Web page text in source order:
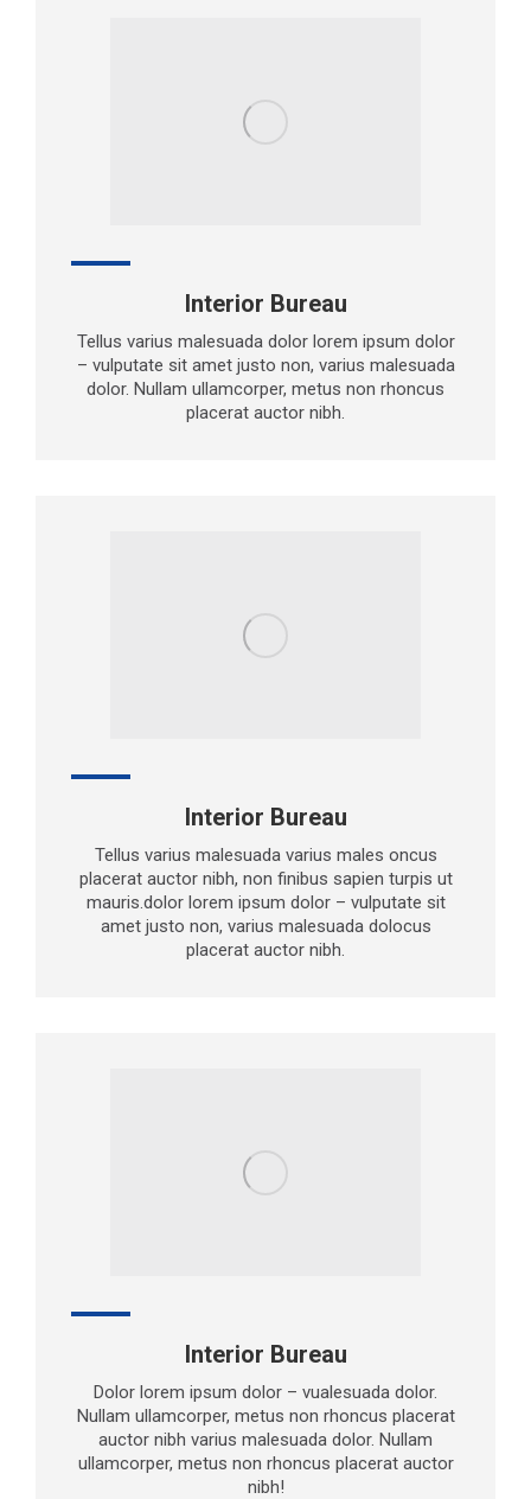
Interior Bureau
Tellus varius malesuada dolor lorem ipsum dolor
– vulputate sit amet justo non, varius malesuada
dolor. Nullam ullamcorper, metus non rhoncus
placerat auctor nibh.
Interior Bureau
Tellus varius malesuada varius males oncus
placerat auctor nibh, non finibus sapien turpis ut
mauris.dolor lorem ipsum dolor – vulputate sit
amet justo non, varius malesuada dolocus
placerat auctor nibh.
Interior Bureau
Dolor lorem ipsum dolor – vualesuada dolor.
Nullam ullamcorper, metus non rhoncus placerat
auctor nibh varius malesuada dolor. Nullam
ullamcorper, metus non rhoncus placerat auctor
nibh!